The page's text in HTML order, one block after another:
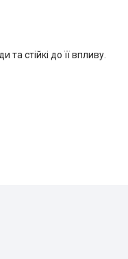
стійкі до її впливу.